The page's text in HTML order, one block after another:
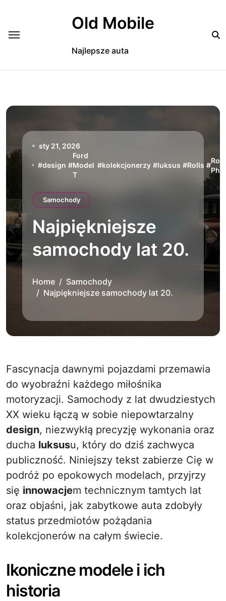
Old Mobile
Najlepsze auta
sty 21, 2026
#design #
Ford
Model
T
#kolekcjonerzy #luksus #Rolls #
Samochody
Najpiękniejsze
samochody lat 20.
Home
Samochody
Najpiękniejsze samochody lat 20.
Fascynacja dawnymi pojazdami przemawia
do wyobraźni każdego miłośnika
motoryzacji. Samochody z lat dwudziestych
XX wieku łączą w sobie niepowtarzalny
design, niezwykłą precyzję wykonania oraz
ducha luksusu, który do dziś zachwyca
publiczność. Niniejszy tekst zabierze Cię w
podróż po epokowych modelach, przyjrzy
się innowacjem technicznym tamtych lat
oraz objaśni, jak zabytkowe auta zdobyły
status przedmiotów pożądania
kolekcjonerów na całym świecie.
Ikoniczne modele i ich
historia